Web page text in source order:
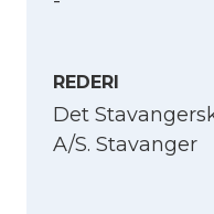
REDERI
Det
A/S. Stavanger